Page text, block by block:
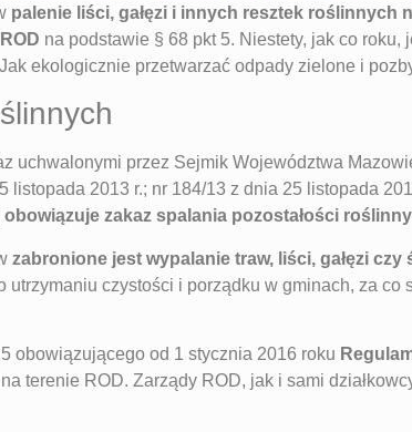
palenie liści, gałęzi i innych resztek roślinnych
na podstawie § 68 pkt 5. Niestety, jak co
ekologicznie przetwarzać odpady zielone i
uchwalonymi przez Sejmik Województwa
listopada 2013 r.; nr 184/13 z dnia 25 listopada
zakaz spalania pozostałości
zabronione jest wypalanie traw, liści, gałęzi
czystości i porządku w gminach, za co
obowiązującego od 1 stycznia 2016 roku
terenie ROD. Zarządy ROD, jak i sami